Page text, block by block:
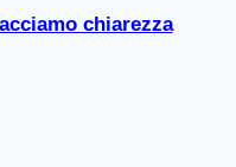
chiarezza